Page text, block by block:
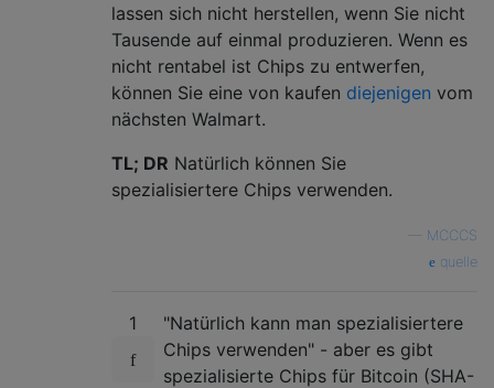
lassen sich nicht herstellen, wenn Sie nicht
Tausende auf einmal produzieren. Wenn es
nicht rentabel ist Chips zu entwerfen,
können Sie eine von kaufen diejenigen vom
nächsten Walmart.
TL; DR Natürlich können Sie
spezialisiertere Chips verwenden.
MCCCS
quelle
1
"Natürlich kann man spezialisiertere
Chips verwenden" - aber es gibt
spezialisierte Chips für Bitcoin (SHA-